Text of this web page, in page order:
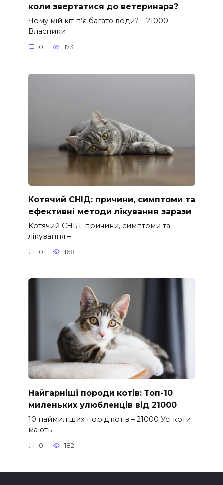
коли звертатися до ветеринара?
Чому мій кіт п’є багато води? – 21000
Власники
0 173
Котячий СНІД: причини, симптоми та
ефективні методи лікування зарази
Котячий СНІД: причини, симптоми та
лікування –
0 168
Найгарніші породи котів: Топ-10
миленьких улюбленців від 21000
10 наймиліших порід котів – 21000 Усі коти
мають
0 182